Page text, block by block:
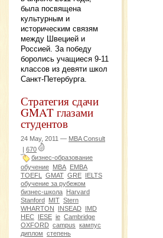
была посвящена
культурным и
историческим связям
между Швецией и
Россией. За победу
боролись учащиеся 9-11
классов из девяти школ
Санкт-Петербурга.
Стратегия сдачи
GMAT глазами
студентов
24 May, 2011 — MBA Consult
670
бизнес-образование
обучение MBA
EMBA
TOEFL
GMAT GRE
IELTS
обучение за рубежом
бизнес-школа
Harvard
Stanford
MIT Stern
WHARTON
INSEAD
IMD
HEC
IESE ie Cambridge
OXFORD campus кампус
диплом степень